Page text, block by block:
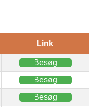
Link
Besøg
Besøg
Besøg